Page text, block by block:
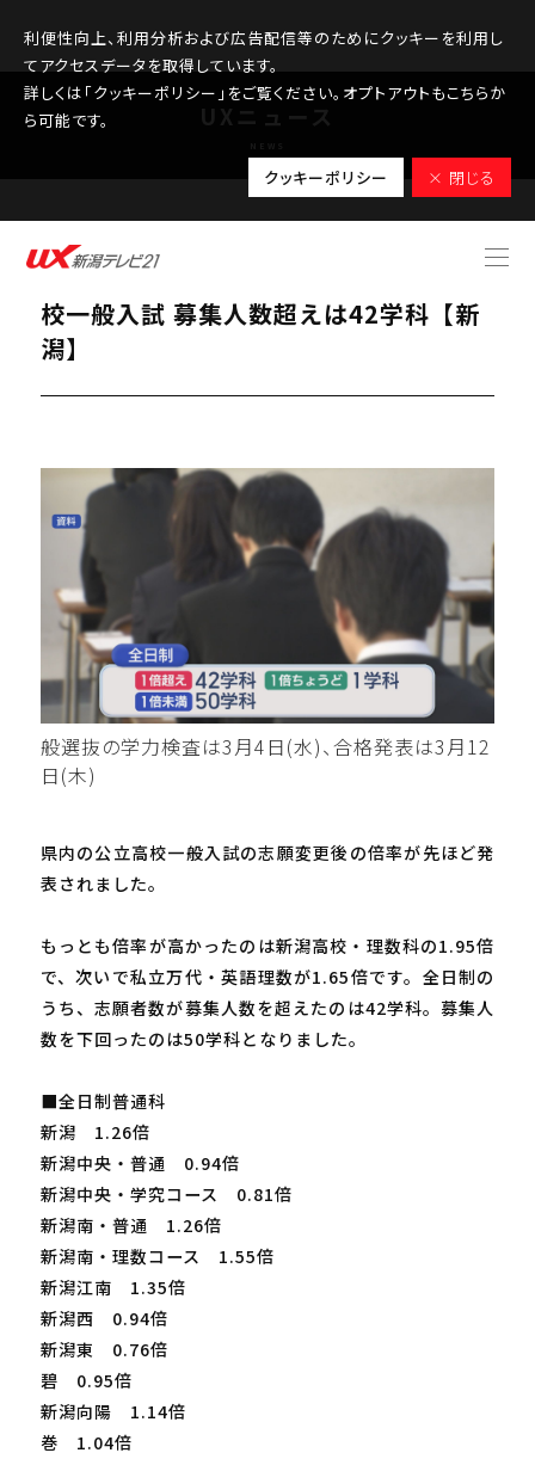
利便性向上、利用分析および広告配信等のためにクッキーを利用し
てアクセスデータを取得しています。
詳しくは「クッキーポリシー」をご覧ください。オプトアウトもこちらか
ら可能です。
クッキーポリシー × 閉じる
2026.02.26
【志願変更後の倍率発表】県内の公立高
校一般入試 募集人数超えは42学科【新
潟】
般選抜の学力検査は3月4日(水)、合格発表は3月12
日(木)
県内の公立高校一般入試の志願変更後の倍率が先ほど発
表されました。
もっとも倍率が高かったのは新潟高校・理数科の1.95倍
で、次いで私立万代・英語理数が1.65倍です。全日制の
うち、志願者数が募集人数を超えたのは42学科。募集人
数を下回ったのは50学科となりました。
■全日制普通科
新潟 1.26倍
新潟中央・普通 0.94倍
新潟中央・学究コース 0.81倍
新潟南・普通 1.26倍
新潟南・理数コース 1.55倍
新潟江南 1.35倍
新潟西 0.94倍
新潟東 0.76倍
碧 0.95倍
新潟向陽 1.14倍
巻 1.04倍